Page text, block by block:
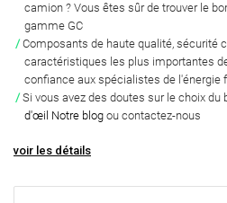
camion ? Vous êtes sûr de trouver le
gamme GC
Composants de haute qualité, sécurité
caractéristiques les plus importantes
confiance aux spécialistes de l'énergie
Si vous avez des doutes sur le choix du
d'œil Notre blog ou contactez-nous
voir les détails